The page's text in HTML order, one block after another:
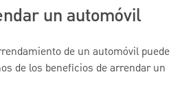
un automóvil
de un automóvil puede
de los beneficios de arrendar un